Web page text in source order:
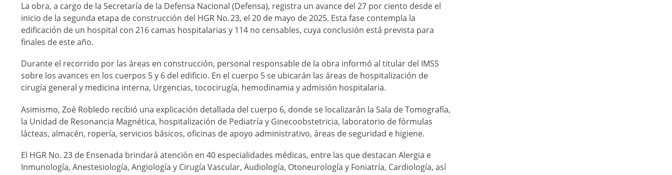
La obra, a cargo de la Secretaría de la Defensa Nacional (Defensa), registra un avance del 27 por ciento desde el
inicio de la segunda etapa de construcción del HGR No. 23, el 20 de mayo de 2025. Esta fase contempla la
edificación de un hospital con 216 camas hospitalarias y 114 no censables, cuya conclusión está prevista para
finales de este año.
Durante el recorrido por las áreas en construcción, personal responsable de la obra informó al titular del IMSS
sobre los avances en los cuerpos 5 y 6 del edificio. En el cuerpo 5 se ubicarán las áreas de hospitalización de
cirugía general y medicina interna, Urgencias, tococirugía, hemodinamia y admisión hospitalaria.
Asimismo, Zoé Robledo recibió una explicación detallada del cuerpo 6, donde se localizarán la Sala de Tomografía,
la Unidad de Resonancia Magnética, hospitalización de Pediatría y Ginecoobstetricia, laboratorio de fórmulas
lácteas, almacén, ropería, servicios básicos, oficinas de apoyo administrativo, áreas de seguridad e higiene.
El HGR No. 23 de Ensenada brindará atención en 40 especialidades médicas, entre las que destacan Alergia e
Inmunología, Anestesiología, Angiología y Cirugía Vascular, Audiología, Otoneurología y Foniatría, Cardiología, así